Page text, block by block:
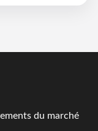
du marché